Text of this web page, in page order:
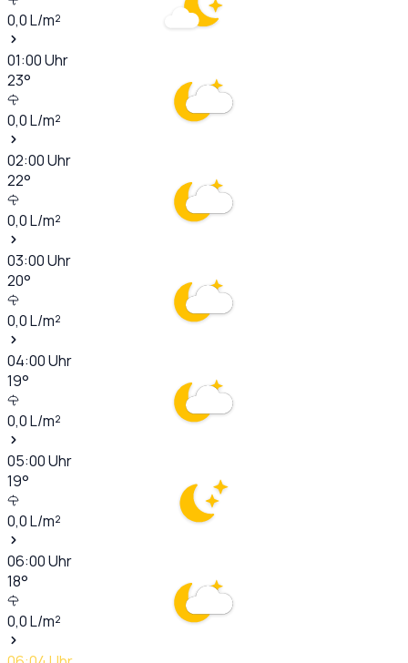
0,0L/m²
01:00Uhr
23°
0,0L/m²
02:00Uhr
22°
0,0L/m²
03:00Uhr
20°
0,0L/m²
04:00Uhr
19°
0,0L/m²
05:00Uhr
19°
0,0L/m²
06:00Uhr
18°
0,0L/m²